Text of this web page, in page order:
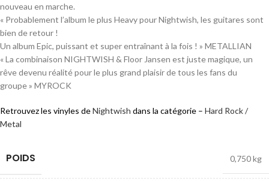
nouveau en marche.
« Probablement l’album le plus Heavy pour Nightwish, les guitares sont
bien de retour !
Un album Epic, puissant et super entraînant à la fois ! » METALLIAN
« La combinaison NIGHTWISH & Floor Jansen est juste magique, un
rêve devenu réalité pour le plus grand plaisir de tous les fans du
groupe » MYROCK
Retrouvez les vinyles deNightwish dans la catégorie – Hard Rock /
Metal
POIDS 0,750 kg